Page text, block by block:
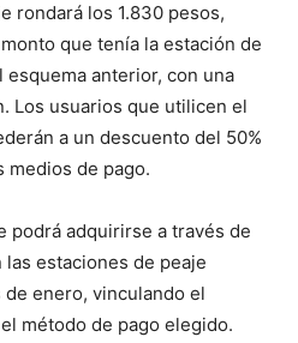
rondará los 1.830 pesos,
que tenía la estación de
esquema anterior, con una
Los usuarios que utilicen el
a un descuento del 50%
medios de pago.
podrá adquirirse a través de
estaciones de peaje
enero, vinculando el
método de pago elegido.